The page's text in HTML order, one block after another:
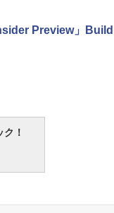
座
レータ紹介
ス
7イ
プ
イ
続バ
明るさ自動調整、色調
Preview」Build
！